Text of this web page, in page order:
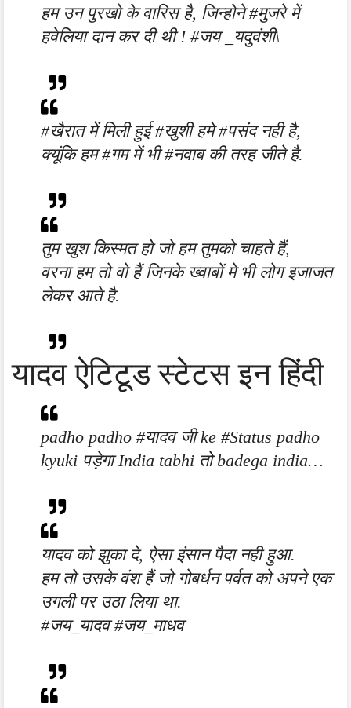
हम उन पुरखो के वारिस है, जिन्होने ‪#‎मुजरे‬ में
हवेलिया दान कर दी थी ! #जय _यदुवंशी\
#खैरात में मिली हुई #खुशी हमे #पसंद नही है,
क्यूंकि हम #गम में भी #नवाब की तरह जीते है.
तुम खुश किस्मत हो जो हम तुमको चाहते हैं,
वरना हम तो वो हैं जिनके ख्वाबों मे भी लोग इजाजत
लेकर आते है.
यादव ऐटिटूड स्टेटस इन हिंदी
padho padho #यादव जी ke #Status padho
kyuki पड़ेगा India tabhi तो badega india…
यादव को झुका दे, ऐसा इंसान पैदा नही हुआ.
हम तो उसके वंश हैं जो गोबर्धन पर्वत को अपने एक
उगली पर उठा लिया था.
#जय_यादव #जय_माधव